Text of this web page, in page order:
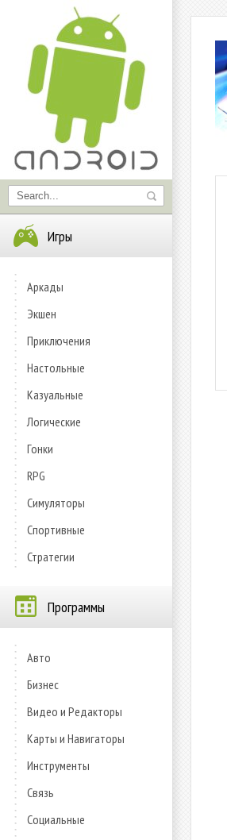
Игры
Аркады
Экшен
Приключения
Настольные
Казуальные
Логические
Гонки
RPG
Симуляторы
Спортивные
Стратегии
Программы
Авто
Бизнес
Видео и Редакторы
Карты и Навигаторы
Инструменты
Связь
Социальные